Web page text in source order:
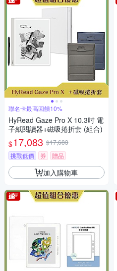
聯名卡最高回饋10%
HyRead Gaze Pro X 10.3吋 電
子紙閱讀器+磁吸捲折套 (組合)
$17,083 $17,683
挑戰低價
券 贈品
加入購物車